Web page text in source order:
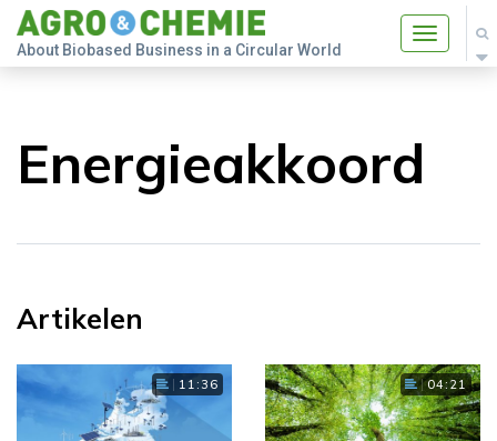
Toggle
About Biobased Business in a Circular World
Energieakkoord
Artikelen
11:36 04:21